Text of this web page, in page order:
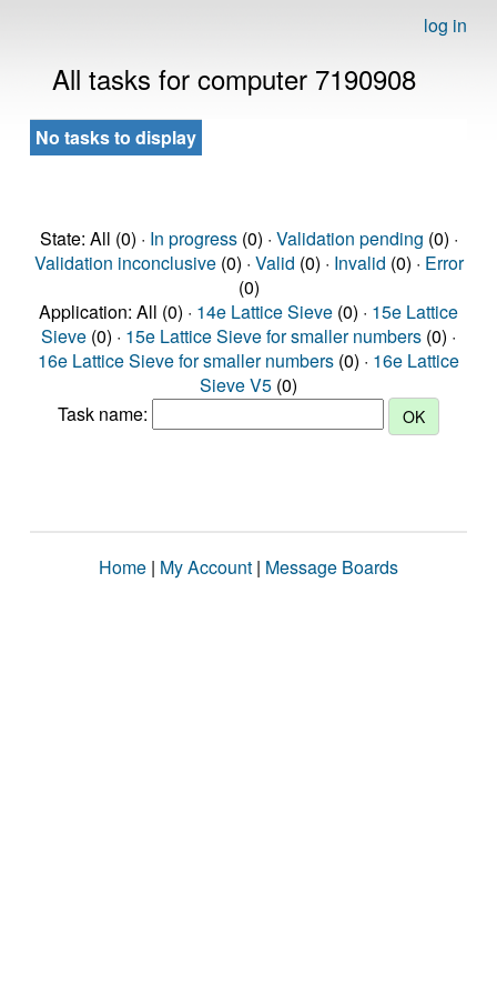
log in
All tasks for computer 7190908
No tasks to display
State: All (0) · In progress(0) · Validation pending (0) ·
Validation inconclusive(0) · Valid (0) · Invalid (0) · Error
(0)
Application: All (0) · 14e Lattice Sieve (0) · 15e Lattice
Sieve (0) · 15e Lattice Sieve for smaller numbers (0) ·
16e Lattice Sieve for smaller numbers (0) · 16e Lattice
Sieve V5 (0)
Task name:
Home | My Account | Message Boards